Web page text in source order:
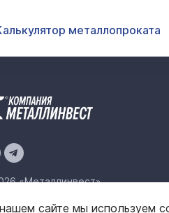
металлопроката
«Металлинвест»
сайте мы используем